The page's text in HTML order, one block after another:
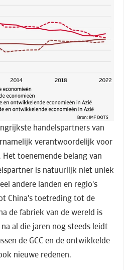
handelspartners van
verantwoordelijk voor
toenemende belang van
is natuurlijk niet uniek
andere landen en regio's
China's toetreding tot de
de fabriek van de wereld is
al die jaren nog steeds leidt
de GCC en de ontwikkelde
nieuwe redenen.